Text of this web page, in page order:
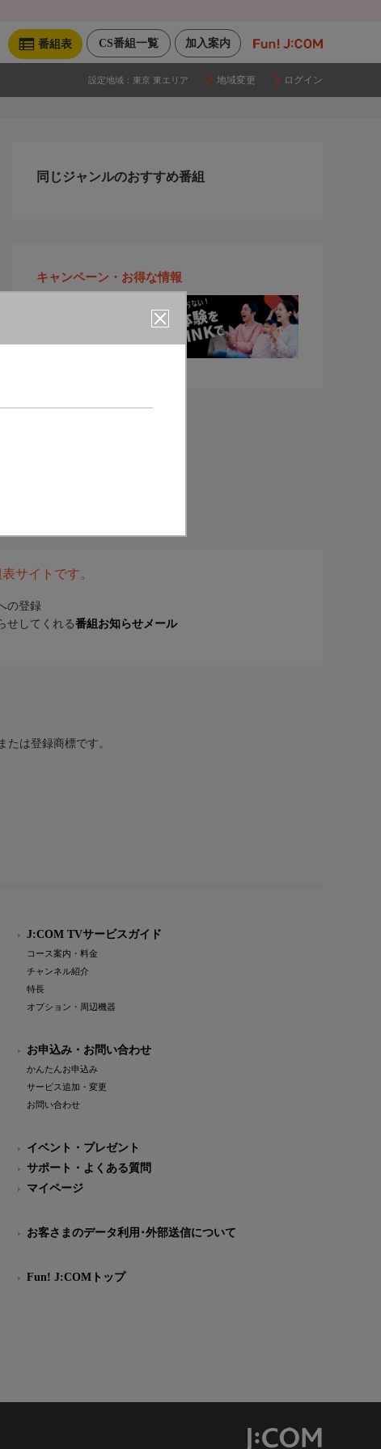
加入案内
CS番組一覧
番組表
設定地域： 東京 東エリア 地域変更 ログイン
同じジャンルのおすすめ番組
キャンペーン・お得な情報
サイトです。
の登録
せしてくれる番組お知らせメール
は登録商標です。
J:COM TVサービスガイド
コース案内・料金
チャンネル紹介
特長
オプション・周辺機器
お申込み・お問い合わせ
かんたんお申込み
サービス追加・変更
お問い合わせ
イベント・プレゼント
サポート・よくある質問
マイページ
お客さまのデータ利用･外部送信について
Fun! J:COMトップ